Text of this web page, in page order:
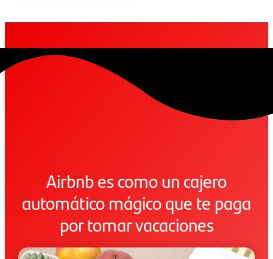
Airbnb es como un cajero
automático mágico que te paga
por tomar vacaciones